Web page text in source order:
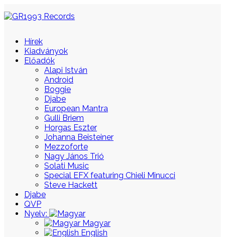
Hírek
Kiadványok
Előadók
Alapi István
Android
Boggie
Djabe
European Mantra
Gulli Briem
Horgas Eszter
Johanna Beisteiner
Mezzoforte
Nagy János Trió
Solati Music
Special EFX featuring Chieli Minucci
Steve Hackett
Djabe
QVP
Nyelv:
Magyar
English